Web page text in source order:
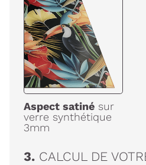
Aspect satiné sur
verre synthétique
3mm
3. CALCUL DE